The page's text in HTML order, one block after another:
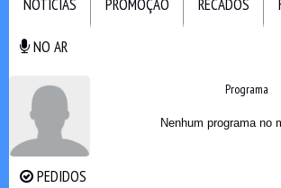
NOTICIAS PROMOÇÃO RECADOS
NO AR
Programa
Nenhum programa no
PEDIDOS